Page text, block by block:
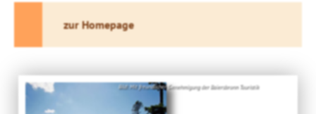
zur Homepage
Bild: Mit freundlicher Genehmigung der Baiersbronn Touristik